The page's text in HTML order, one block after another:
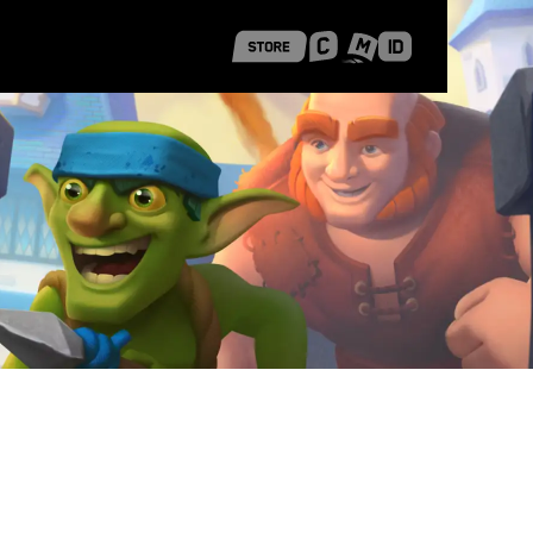
Career Stories